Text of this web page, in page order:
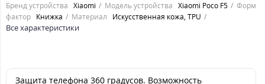
Бренд устройства Xiaomi Модель устройства Xiaomi Poco F5
Форм
фактор Книжка Материал Искусственная кожа, TPU
Все характеристики
Защита телефона 360 градусов. Возможность